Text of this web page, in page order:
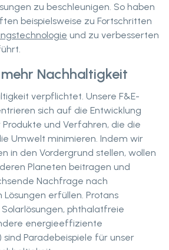
zu beschleunigen. So haben
beispielsweise zu Fortschritten
und zu verbesserten
Nachhaltigkeit
verpflichtet. Unsere F&E-
sich auf die Entwicklung
und Verfahren, die die
Umwelt minimieren. Indem wir
in den Vordergrund stellen, wollen
Planeten beitragen und
Nachfrage nach
erfüllen. Protans
phthalatfreie
energieeffiziente
sind Paradebeispiele für unser